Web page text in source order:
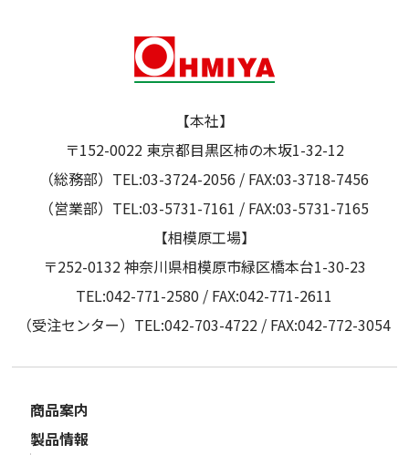
【本社】
〒152-0022 東京都目黒区柿の木坂1-32-12
（総務部）TEL:03-3724-2056 / FAX:03-3718-7456
（営業部）TEL:03-5731-7161 / FAX:03-5731-7165
【相模原工場】
〒252-0132 神奈川県相模原市緑区橋本台1-30-23
TEL:042-771-2580 / FAX:042-771-2611
（受注センター）TEL:042-703-4722 / FAX:042-772-3054
商品案内
製品情報